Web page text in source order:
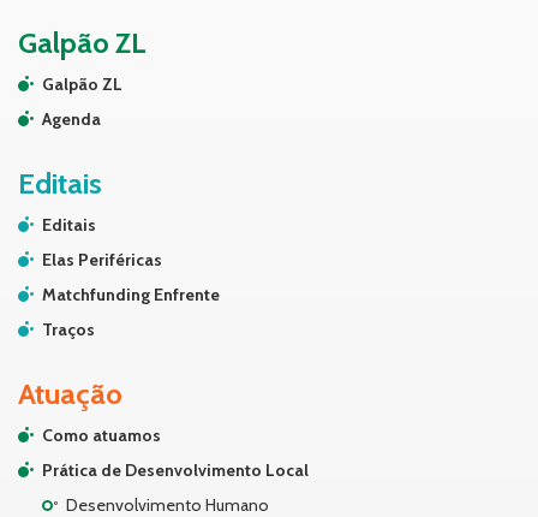
Galpão ZL
Galpão ZL
Agenda
Editais
Editais
Elas Periféricas
Matchfunding Enfrente
Traços
Atuação
Como atuamos
Prática de Desenvolvimento Local
Desenvolvimento Humano